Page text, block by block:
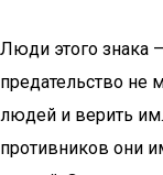
Люди этого знака
предательство
людей и верить им.
противников они